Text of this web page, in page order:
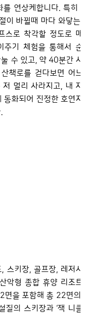
연상케합니다. 특히 봄,
이 바뀔때 마다 와닿는 그
로 착각할 정도로 매우
주기 체험을 통해서 순한
수 있고, 약 40분간 시원
책로를 걷다보면 어느덧
멀리 사라지고, 내 자신
화되어 진정한 호연지기
스키장, 골프장, 레저시설
악형 종합 휴양 리조트입
을 포함해 총 22면의 슬
의 스키장과 ‘잭 니클라